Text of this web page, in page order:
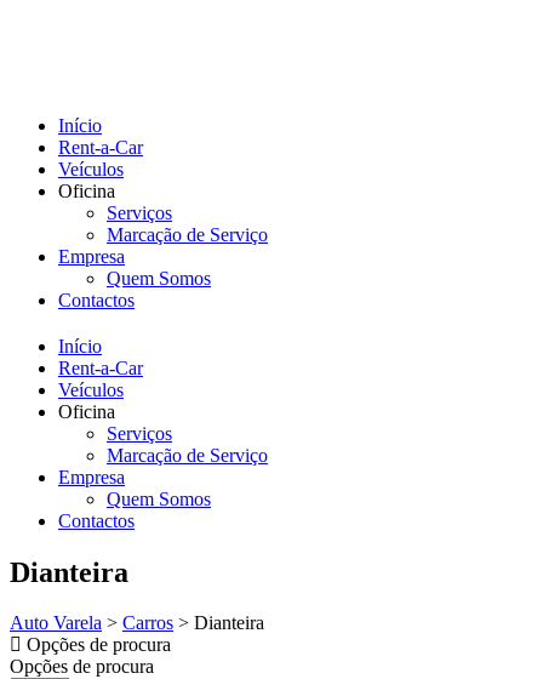
Início
Rent-a-Car
Veículos
Oficina
Serviços
Marcação de Serviço
Empresa
Quem Somos
Contactos
Início
Rent-a-Car
Veículos
Oficina
Serviços
Marcação de Serviço
Empresa
Quem Somos
Contactos
Dianteira
Auto Varela > Carros > Dianteira
Opções de procura
Opções de procura